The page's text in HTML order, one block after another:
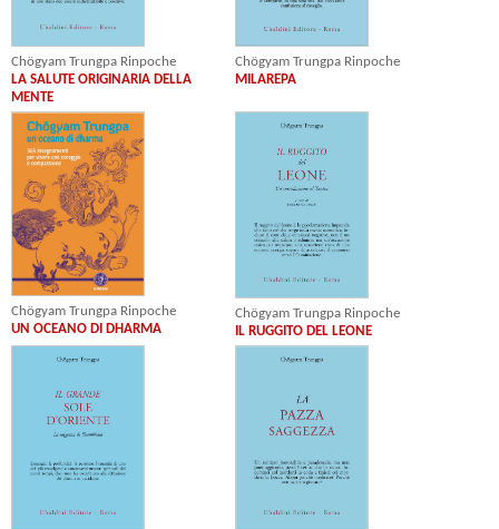
Chögyam Trungpa Rinpoche
LA SALUTE ORIGINARIA DELLA
MENTE
Chögyam Trungpa Rinpoche
MILAREPA
Chögyam Trungpa Rinpoche
UN OCEANO DI DHARMA
Chögyam Trungpa Rinpoche
IL RUGGITO DEL LEONE